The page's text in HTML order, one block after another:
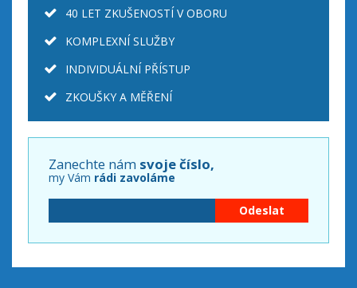
40 LET ZKUŠENOSTÍ V OBORU
KOMPLEXNÍ SLUŽBY
INDIVIDUÁLNÍ PŘÍSTUP
ZKOUŠKY A MĚŘENÍ
Zanechte nám svoje číslo,
my Vám rádi zavoláme